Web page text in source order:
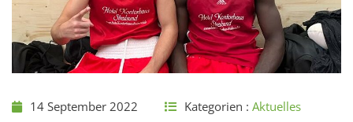
14 September 2022 Kategorien : Aktuelles